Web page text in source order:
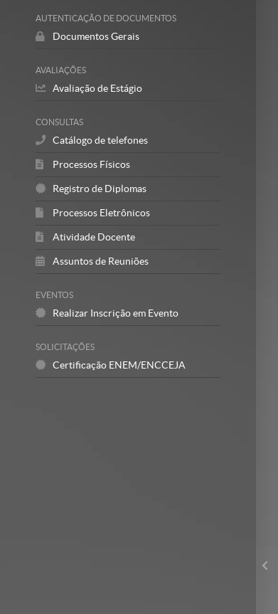
AUTENTICAÇÃO DE DOCUMENTOS
Documentos Gerais
AVALIAÇÕES
Avaliação de Estágio
CONSULTAS
Catálogo de telefones
Processos Físicos
Registro de Diplomas
Processos Eletrônicos
Atividade Docente
Assuntos de Reuniões
EVENTOS
Realizar Inscrição em Evento
SOLICITAÇÕES
Certificação ENEM/ENCCEJA